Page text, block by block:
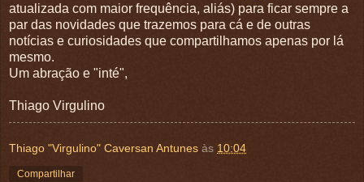
atualizada com maior frequência, aliás) para ficar sempre a
par das novidades que trazemos para cá e de outras
notícias e curiosidades que compartilhamos apenas por lá
mesmo.
Um abração e "inté",
Thiago Virgulino
Thiago "Virgulino" Caversan Antunes às 10:04
Compartilhar